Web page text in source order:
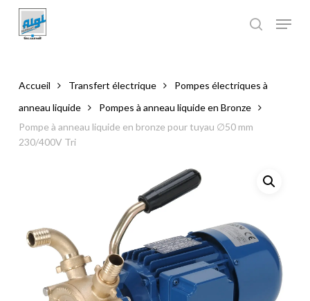
main
Accueil Transfert électrique
Pompes électriques à
anneau liquide
Pompes à anneau liquide en Bronze
Pompe à anneau liquide en bronze pour tuyau ∅50 mm
230/400V Tri